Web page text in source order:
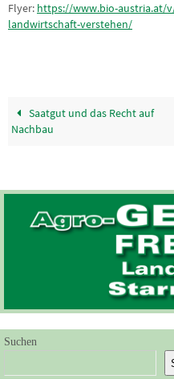
Flyer: https://www.bio-austria.at/
landwirtschaft-verstehen/
Saatgut und das Recht auf
Nachbau
Suchen